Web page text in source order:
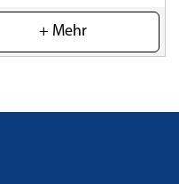
(0)
+ Mehr